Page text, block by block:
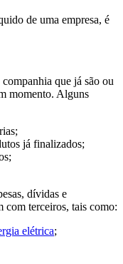
de uma empresa, é
que já são ou
momento. Alguns
já finalizados;
dívidas e
com terceiros, tais como:
elétrica;